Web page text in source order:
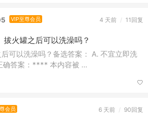
VIP至尊会员 4 天前 / 11回复
拔火罐之后可以洗澡吗？
可以洗澡吗？备选答案： A. 不宜立即洗
确答案：**** 本内容被 ...
会员 6 天前 / 90回复